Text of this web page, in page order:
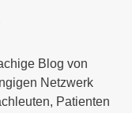
Blog von
Netzwerk
Patienten